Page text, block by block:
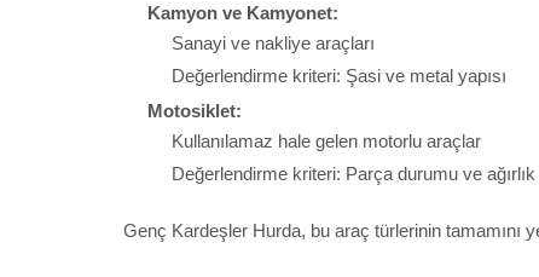
Kamyon ve Kamyonet:
Sanayi ve nakliye araçları
Değerlendirme kriteri: Şasi ve metal yapısı
Motosiklet:
Kullanılamaz hale gelen motorlu araçlar
Değerlendirme kriteri: Parça durumu ve ağırlık
Genç Kardeşler Hurda, bu araç türlerinin tamamını